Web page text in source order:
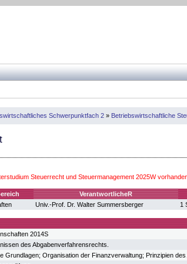
Schwerpunktfach 2 » Betriebswirtschaftliche
Steuerrecht und Steuermanagement 2025W
VerantwortlicheR
Univ.-Prof. Dr. Walter Summersberger 1
2014S
des Abgabenverfahrensrechts.
Grundlagen; Organisation der Finanzverwaltung; Prinzipien